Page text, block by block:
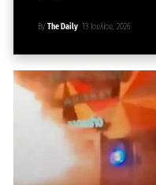
By The Daily 13 Ιουλίου, 2026